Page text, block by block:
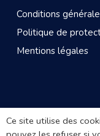
Conditions
Politique de
Mentions légales
© 2026 CROS
Arkanite
Ce site utilise des